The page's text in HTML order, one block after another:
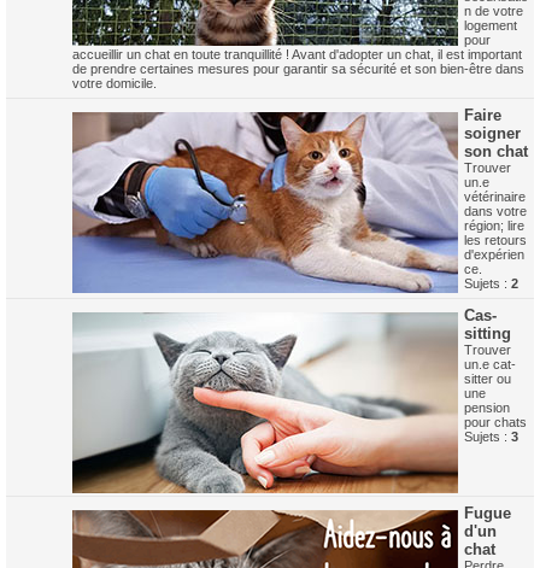
n de votre
logement
pour
accueillir un chat en toute tranquillité ! Avant d'adopter un chat, il est important
de prendre certaines mesures pour garantir sa sécurité et son bien-être dans
votre domicile.
Faire
soigner
son chat
Trouver
un.e
vétérinaire
dans votre
région; lire
les retours
d'expérien
ce.
Sujets : 2
Cas-
sitting
Trouver
un.e cat-
sitter ou
une
pension
pour chats
Sujets : 3
Fugue
d'un
chat